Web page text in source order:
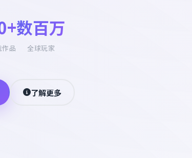
作品
数百万
全球玩家
了解更多